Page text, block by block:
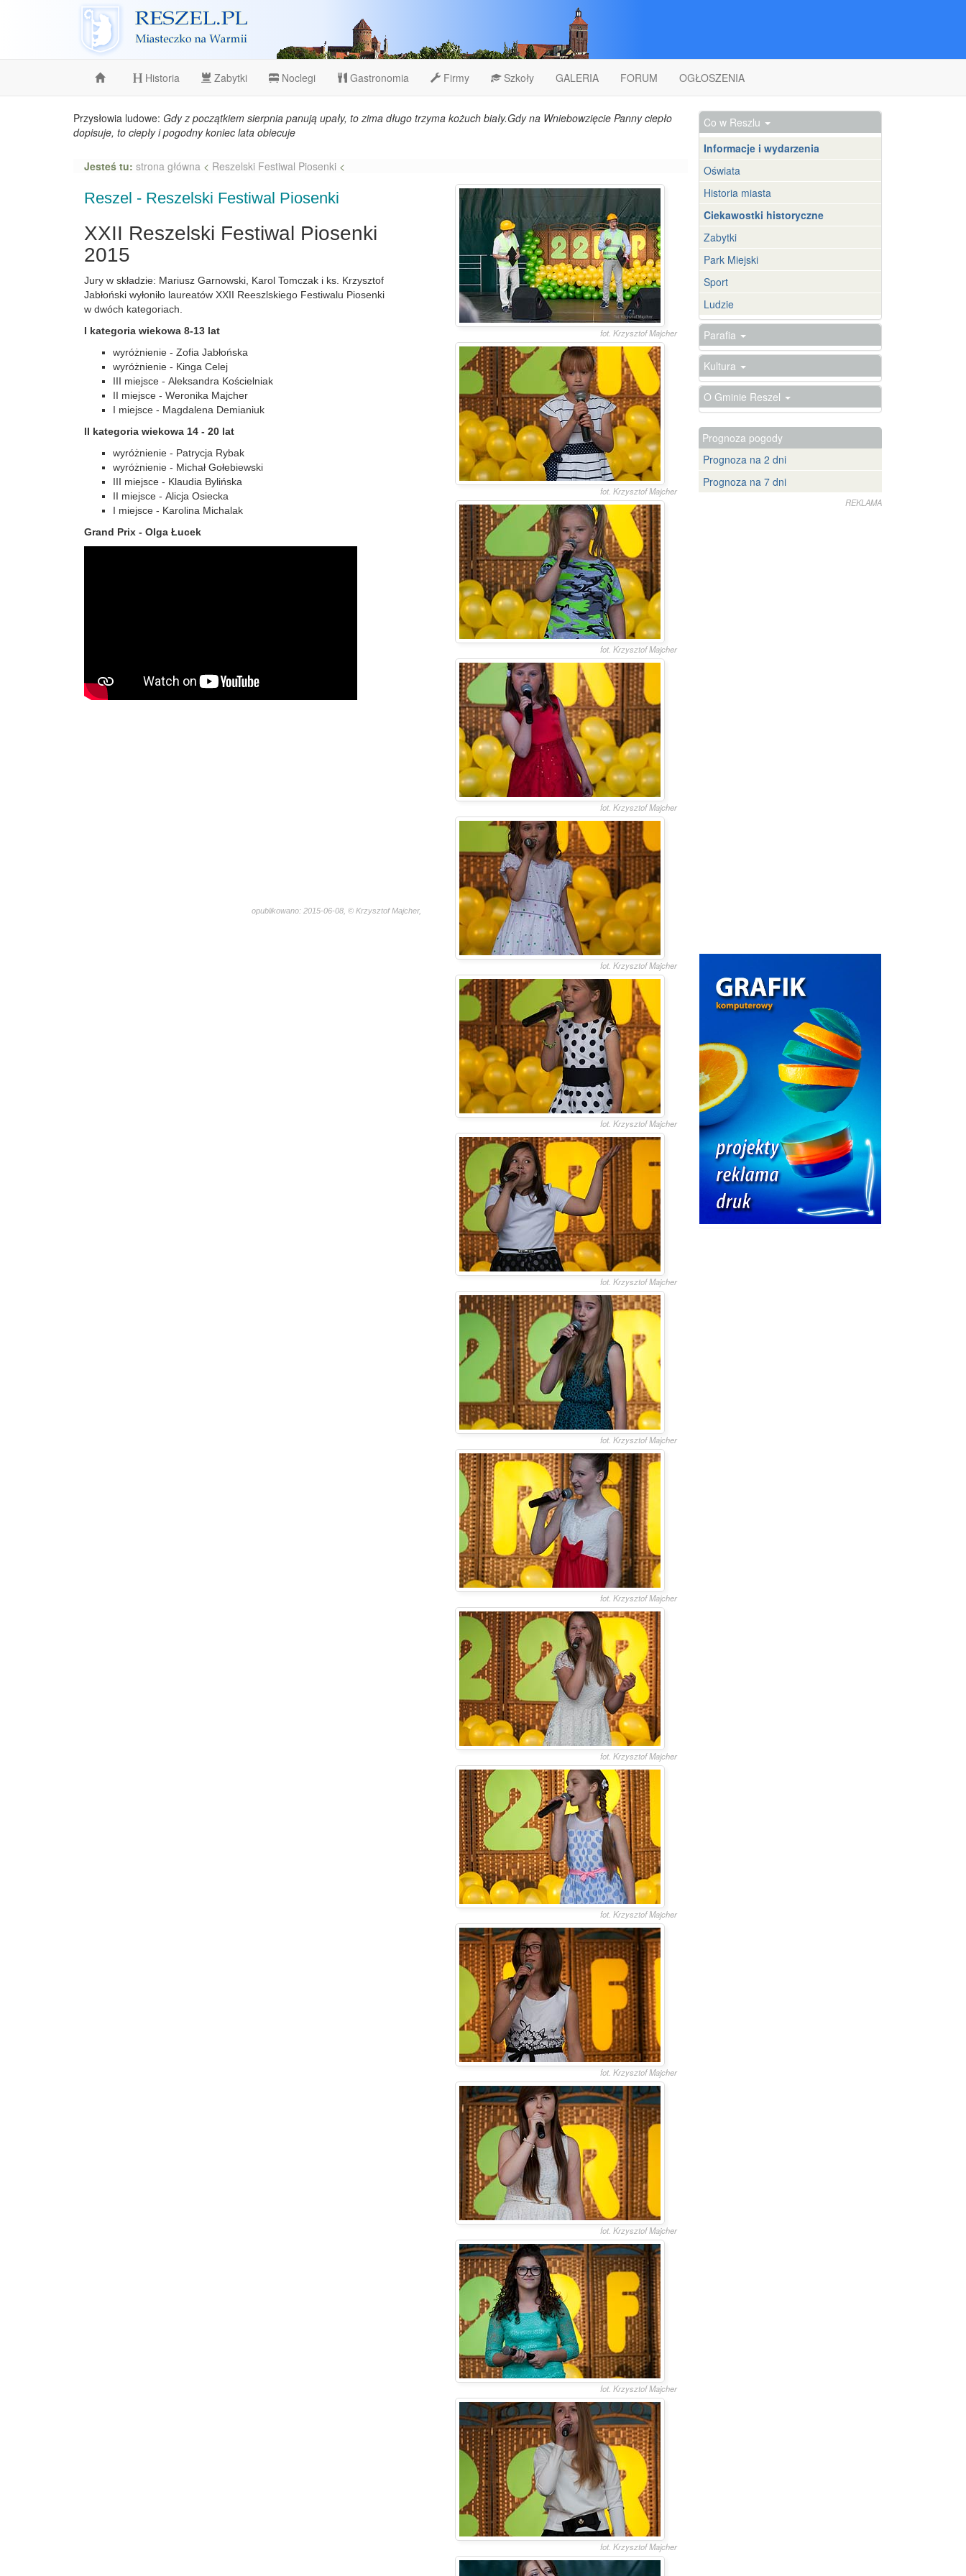
Reszel
Historia Zabytki Noclegi Gastronomia Firmy Szkoły GALERIA FORUM OGŁOSZENIA
Przysłowia ludowe: Gdy z początkiem sierpnia panują upały, to zima długo trzyma kożuch biały.Gdy na Wniebowzięcie Panny ciepło
dopisuje, to ciepły i pogodny koniec lata obiecuje
Jesteś tu: strona główna < Reszelski Festiwal Piosenki <
Reszel - Reszelski Festiwal Piosenki
XXII Reszelski Festiwal Piosenki
2015
Jury w składzie: Mariusz Garnowski, Karol Tomczak i ks. Krzysztof
Jabłoński wyłoniło laureatów XXII Reeszlskiego Festiwalu Piosenki
w dwóch kategoriach.
I kategoria wiekowa 8-13 lat
wyróżnienie - Zofia Jabłońska
wyróżnienie - Kinga Celej
III miejsce - Aleksandra Kościelniak
II miejsce - Weronika Majcher
I miejsce - Magdalena Demianiuk
II kategoria wiekowa 14 - 20 lat
wyróżnienie - Patrycja Rybak
wyróżnienie - Michał Gołebiewski
III miejsce - Klaudia Bylińska
II miejsce - Alicja Osiecka
I miejsce - Karolina Michalak
Grand Prix - Olga Łucek
opublikowano: 2015-06-08, © Krzysztof Majcher,
fot. Krzysztof Majcher
fot. Krzysztof Majcher
fot. Krzysztof Majcher
fot. Krzysztof Majcher
fot. Krzysztof Majcher
fot. Krzysztof Majcher
fot. Krzysztof Majcher
fot. Krzysztof Majcher
fot. Krzysztof Majcher
fot. Krzysztof Majcher
fot. Krzysztof Majcher
fot. Krzysztof Majcher
fot. Krzysztof Majcher
fot. Krzysztof Majcher
fot. Krzysztof Majcher
Co w Reszlu
Informacje i wydarzenia
Oświata
Historia miasta
Ciekawostki historyczne
Zabytki
Park Miejski
Sport
Ludzie
Parafia
Kultura
O Gminie Reszel
Prognoza pogody
Prognoza na 2 dni
Prognoza na 7 dni
REKLAMA